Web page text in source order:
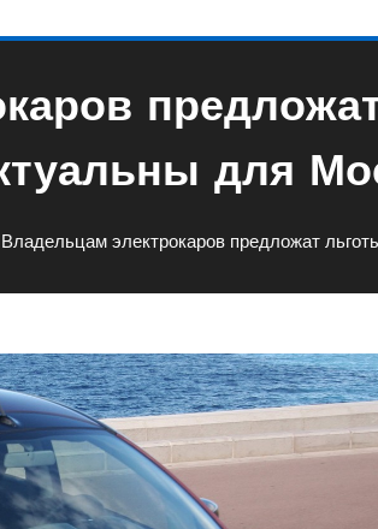
для
Владельцам электрокаров предложат